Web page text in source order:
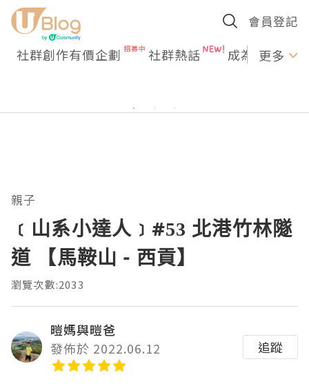
會員登記
社群創作有價企劃 社群熱話 成為U更多
親子
﹝山系小達人﹞#53 北港竹林隧
道 【馬鞍山 - 西貢】
瀏覽次數:2033
暟媽與暟爸
發佈於 2022.06.12
追蹤